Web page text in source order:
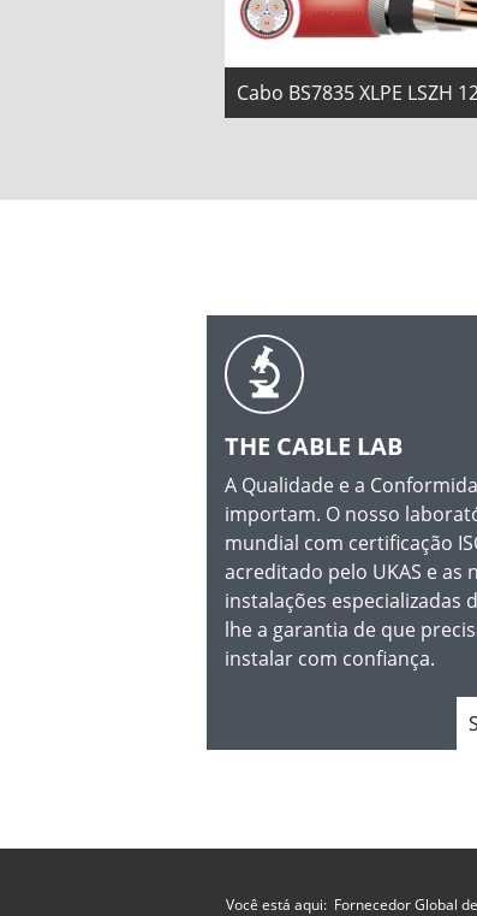
Cabo BS7835 XLPE LSZH
THE CABLE LAB
A Qualidade e a
importam. O nosso
mundial com certificação
acreditado pelo UKAS e as
instalações especializadas
lhe a garantia de que
instalar com confiança.
Você está aqui: Fornecedor Global